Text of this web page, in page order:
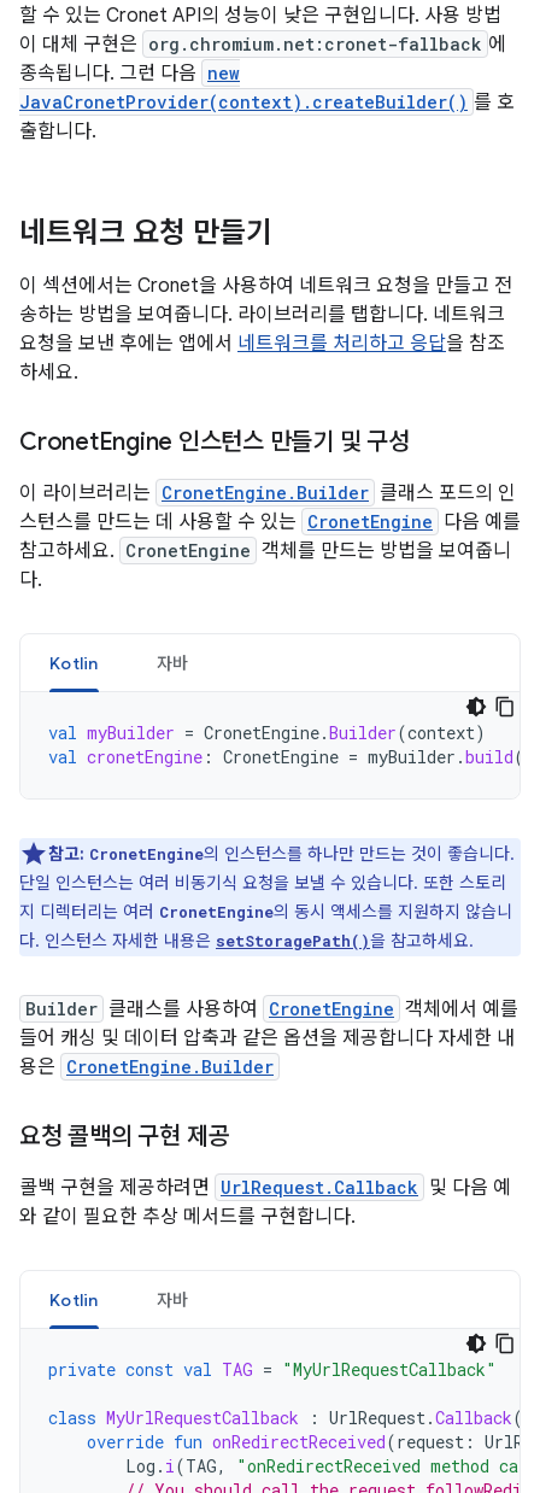
할 수 있는 Cronet API의 성능이 낮은 구현입니다. 사용 방법
이 대체 구현은 org.chromium.net:cronet-fallback 에
종속됩니다. 그런 다음 new
JavaCronetProvider(context).createBuilder() 를 호
출합니다.
네트워크 요청 만들기
이 섹션에서는 Cronet을 사용하여 네트워크 요청을 만들고 전
송하는 방법을 보여줍니다. 라이브러리를 탭합니다. 네트워크
요청을 보낸 후에는 앱에서 네트워크를 처리하고 응답을 참조
하세요.
CronetEngine 인스턴스 만들기 및 구성
이 라이브러리는 CronetEngine.Builder 클래스 포드의 인
스턴스를 만드는 데 사용할 수 있는 CronetEngine 다음 예를
참고하세요. CronetEngine 객체를 만드는 방법을 보여줍니
다.
Kotlin 자바
val myBuilder = CronetEngine.Builder(context)
val cronetEngine : CronetEngine = myBuilder .build()
참고: CronetEngine의 인스턴스를 하나만 만드는 것이 좋습니다.
단일 인스턴스는 여러 비동기식 요청을 보낼 수 있습니다. 또한 스토리
지 디렉터리는 여러 CronetEngine의 동시 액세스를 지원하지 않습니
다. 인스턴스 자세한 내용은 setStoragePath()을 참고하세요.
Builder 클래스를 사용하여 CronetEngine 객체에서 예를
들어 캐싱 및 데이터 압축과 같은 옵션을 제공합니다 자세한 내
용은 CronetEngine.Builder
요청 콜백의 구현 제공
콜백 구현을 제공하려면 UrlRequest.Callback 및 다음 예
와 같이 필요한 추상 메서드를 구현합니다.
Kotlin 자바
private const val TAG = "MyUrlRequestCallback"
class MyUrlRequestCallback : UrlRequest.Callback()
override fun onRedirectReceived(request :
Log . i(TAG,
"onRedirectReceived method